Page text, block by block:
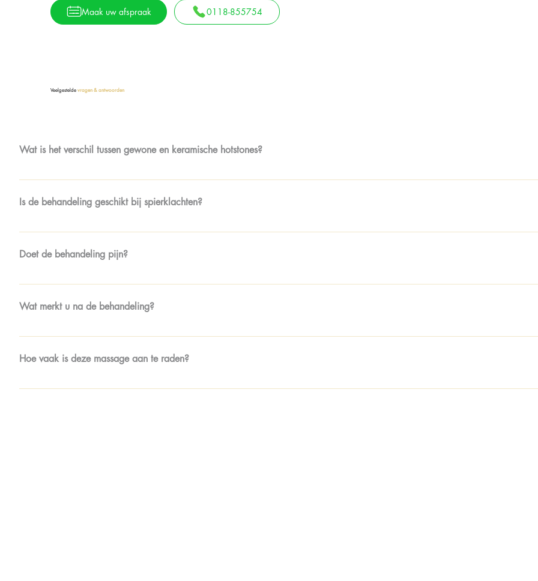
Veelgestelde vragen & antwoorden
Maak uw afspraak 0118-855754
Wat is het verschil tussen gewone en keramische hotstones?
Keramische stenen behouden de warmte langer dan natuurstenen en geven die geleidelijk af aan de huid. Ze zijn hygiënisch,
Is de behandeling geschikt bij spierklachten?
Zeker. Vooral bij stijve spieren, spanningshoofdpijn of chronische stress werkt de keramische hotstone massage zeer effectief
Doet de behandeling pijn?
Nee, de massage is juist gericht op ontspanning. De warmte voelt aangenaam en rustgevend aan. De druk wordt altijd
Wat merkt u na de behandeling?
U voelt zich diep ontspannen en energiek Spanningen in de spieren nemen af U ervaart een betere nachtrust Uw huid en
Hoe vaak is deze massage aan te raden?
Ter ontspanning: 1x per maand Bij stress of spierklachten: 1x per week gedurende een kuur van 3 tot 4 weken